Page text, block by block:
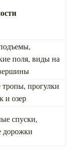
поля, виды на
прогулки
и озер
спуски,
дорожки